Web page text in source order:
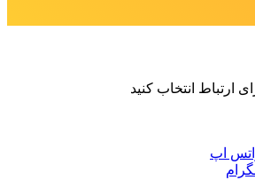
ارتباط انتخاب کنید
اپ